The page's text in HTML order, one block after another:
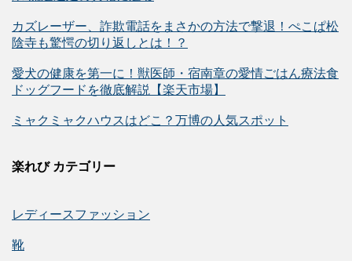
カズレーザー、詐欺電話をまさかの方法で撃退！ぺこぱ松
陰寺も驚愕の切り返しとは！？
愛犬の健康を第一に！獣医師・宿南章の愛情ごはん療法食
ドッグフードを徹底解説【楽天市場】
ミャクミャクハウスはどこ？万博の人気スポット
楽れび カテゴリー
レディースファッション
靴